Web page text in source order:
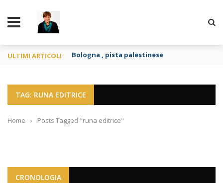
ULTIMI ARTICOLI Bologna , pista palestinese
TAG: RUNA EDITRICE
Home › Posts Tagged "runa editrice"
CRONOLOGIA